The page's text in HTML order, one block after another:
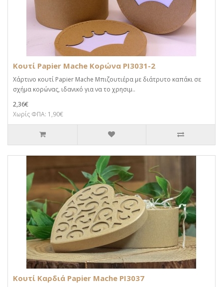
Κουτί Papier Mache Κορώνα PI3031-2
Χάρτινο κουτί Papier Mache Μπιζουτιέρα με διάτρυτο καπάκι σε
σχήμα κορώνας, ιδανικό για να το χρησιμ..
2,36€
Χωρίς ΦΠΑ: 1,90€
Κουτί Καρδιά Papier Mache PI3037